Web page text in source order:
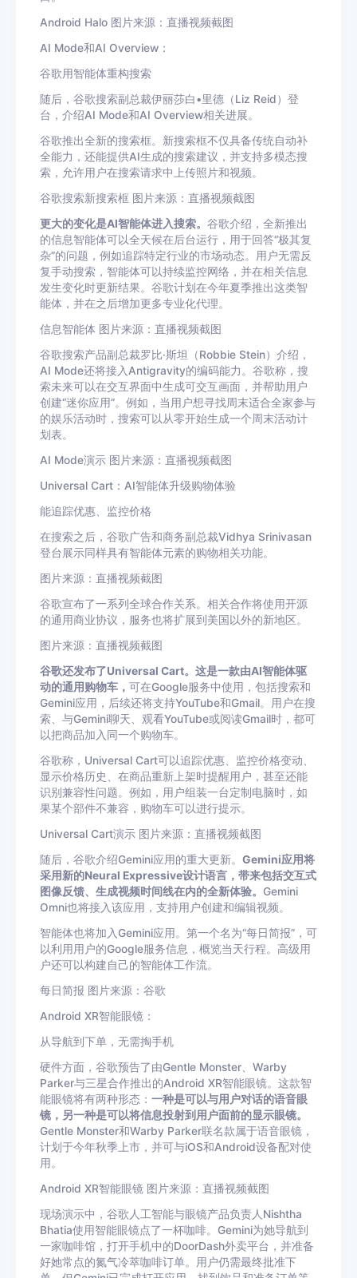
Android Halo 图片来源：直播视频截图
AI Mode和AI Overview：
谷歌用智能体重构搜索
随后，谷歌搜索副总裁伊丽莎白•里德（Liz Reid）登
台，介绍AI Mode和AI Overview相关进展。
谷歌推出全新的搜索框。新搜索框不仅具备传统自动补
全能力，还能提供AI生成的搜索建议，并支持多模态搜
索，允许用户在搜索请求中上传照片和视频。
谷歌搜索新搜索框 图片来源：直播视频截图
更大的变化是AI智能体进入搜索。 谷歌介绍，全新推出
的信息智能体可以全天候在后台运行，用于回答“极其复
杂”的问题，例如追踪特定行业的市场动态。用户无需反
复手动搜索，智能体可以持续监控网络，并在相关信息
发生变化时更新结果。谷歌计划在今年夏季推出这类智
能体，并在之后增加更多专业化代理。
信息智能体 图片来源：直播视频截图
谷歌搜索产品副总裁罗比·斯坦（Robbie Stein）介绍，
AI Mode还将接入Antigravity的编码能力。谷歌称，搜
索未来可以在交互界面中生成可交互画面，并帮助用户
创建“迷你应用”。例如，当用户想寻找周末适合全家参与
的娱乐活动时，搜索可以从零开始生成一个周末活动计
划表。
AI Mode演示 图片来源：直播视频截图
Universal Cart：AI智能体升级购物体验
能追踪优惠、监控价格
在搜索之后，谷歌广告和商务副总裁Vidhya Srinivasan
登台展示同样具有智能体元素的购物相关功能。
图片来源：直播视频截图
谷歌宣布了一系列全球合作关系。相关合作将使用开源
的通用商业协议，服务也将扩展到美国以外的新地区。
图片来源：直播视频截图
谷歌还发布了Universal Cart。这是一款由AI智能体驱
动的通用购物车， 可在Google服务中使用，包括搜索和
Gemini应用，后续还将支持YouTube和Gmail。用户在搜
索、与Gemini聊天、观看YouTube或阅读Gmail时，都可
以把商品加入同一个购物车。
谷歌称，Universal Cart可以追踪优惠、监控价格变动、
显示价格历史、在商品重新上架时提醒用户，甚至还能
识别兼容性问题。例如，用户组装一台定制电脑时，如
果某个部件不兼容，购物车可以进行提示。
Universal Cart演示 图片来源：直播视频截图
随后，谷歌介绍Gemini应用的重大更新。 Gemini应用将
采用新的Neural Expressive设计语言，带来包括交互式
图像反馈、生成视频时间线在内的全新体验。 Gemini
Omni也将接入该应用，支持用户创建和编辑视频。
智能体也将加入Gemini应用。第一个名为“每日简报”，可
以利用用户的Google服务信息，概览当天行程。高级用
户还可以构建自己的智能体工作流。
每日简报 图片来源：谷歌
Android XR智能眼镜：
从导航到下单，无需掏手机
硬件方面，谷歌预告了由Gentle Monster、Warby
Parker与三星合作推出的Android XR智能眼镜。这款智
能眼镜将有两种形态： 一种是可以与用户对话的语音眼
镜，另一种是可以将信息投射到用户面前的显示眼镜。
Gentle Monster和Warby Parker联名款属于语音眼镜，
计划于今年秋季上市，并可与iOS和Android设备配对使
用。
Android XR智能眼镜 图片来源：直播视频截图
现场演示中，谷歌人工智能与眼镜产品负责人Nishtha
Bhatia使用智能眼镜点了一杯咖啡。Gemini为她导航到
一家咖啡馆，打开手机中的DoorDash外卖平台，并准备
好她常点的氮气冷萃咖啡订单。用户仍需最终批准下